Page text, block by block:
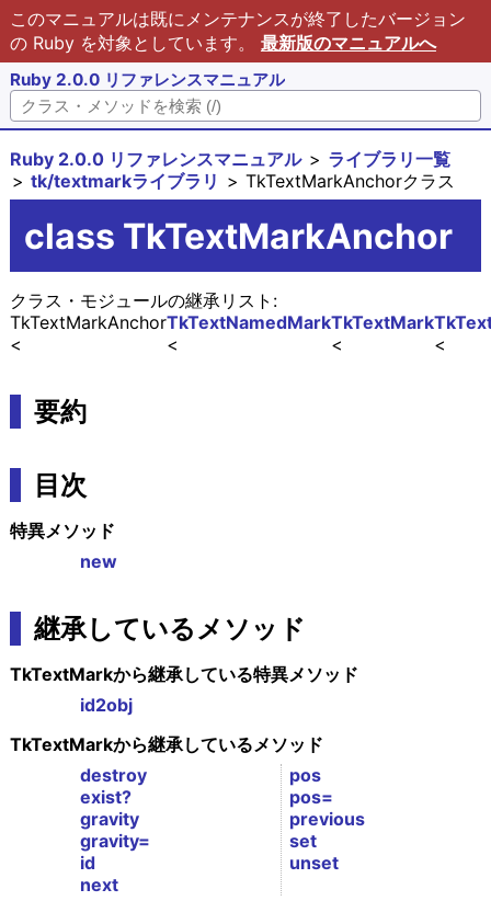
このマニュアルは既にメンテナンスが終了したバージョン
の Ruby を対象としています。 最新版のマニュアルへ
Ruby 2.0.0 リファレンスマニュアル
Ruby 2.0.0 リファレンスマニュアル
ライブラリ一覧
tk/textmarkライブラリ
TkTextMarkAnchorクラス
class TkTextMarkAnchor
クラス・モジュールの継承リスト:
TkTextMark
TkTextNamedMark
TkTextMarkAnchor
要約
目次
特異メソッド
new
継承しているメソッド
TkTextMarkから継承している特異メソッド
id2obj
TkTextMarkから継承しているメソッド
destroy
exist?
gravity
gravity=
id
next
pos
pos=
previous
set
unset